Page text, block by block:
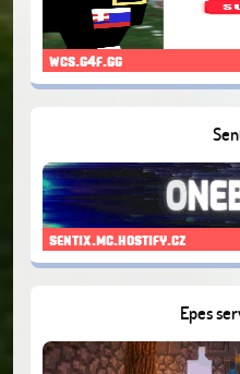
wcs.g4f.gg
sentix.mc.hostify.cz
Epes